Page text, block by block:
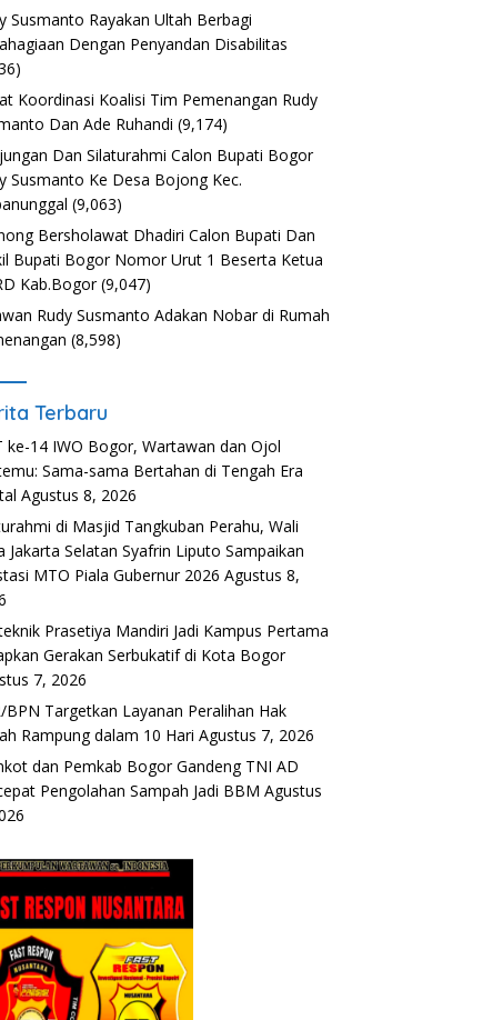
Susmanto Rayakan Ultah Berbagi
Dengan Penyandan Disabilitas
Koordinasi Koalisi Tim Pemenangan Rudy
Dan Ade Ruhandi (9,174)
Dan Silaturahmi Calon Bupati Bogor
Susmanto Ke Desa Bojong Kec.
(9,063)
Bersholawat Dhadiri Calon Bupati Dan
Bupati Bogor Nomor Urut 1 Beserta Ketua
Kab.Bogor (9,047)
Rudy Susmanto Adakan Nobar di Rumah
(8,598)
Terbaru
ke-14 IWO Bogor, Wartawan dan Ojol
Sama-sama Bertahan di Tengah Era
Agustus 8, 2026
di Masjid Tangkuban Perahu, Wali
Jakarta Selatan Syafrin Liputo Sampaikan
MTO Piala Gubernur 2026 Agustus 8,
Prasetiya Mandiri Jadi Kampus Pertama
Gerakan Serbukatif di Kota Bogor
7, 2026
BPN Targetkan Layanan Peralihan Hak
Rampung dalam 10 Hari Agustus 7, 2026
dan Pemkab Bogor Gandeng TNI AD
Pengolahan Sampah Jadi BBM Agustus